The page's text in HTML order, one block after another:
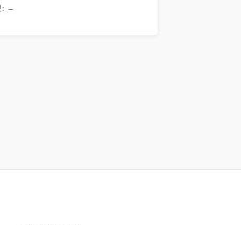
-